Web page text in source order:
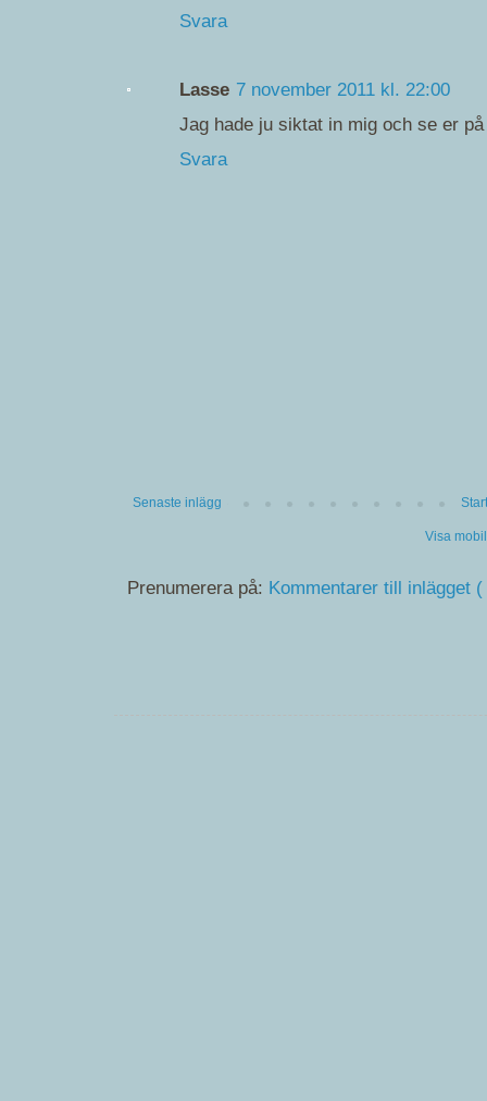
Svara
Lasse 7 november 2011 kl. 22:00
Jag hade ju siktat in mig och se er
Svara
Senaste inlägg
Visa
Prenumerera på: Kommentarer till inlägget